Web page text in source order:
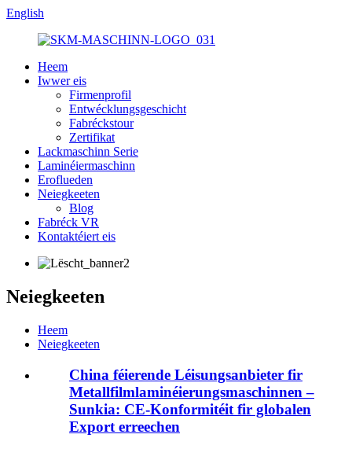
English
Heem
Iwwer eis
Firmenprofil
Entwécklungsgeschicht
Fabréckstour
Zertifikat
Lackmaschinn Serie
Laminéiermaschinn
Eroflueden
Neiegkeeten
Blog
Fabréck VR
Kontaktéiert eis
Neiegkeeten
Heem
Neiegkeeten
China féierende Léisungsanbieter fir
Metallfilmlaminéierungsmaschinnen –
Sunkia: CE-Konformitéit fir globalen
Export erreechen